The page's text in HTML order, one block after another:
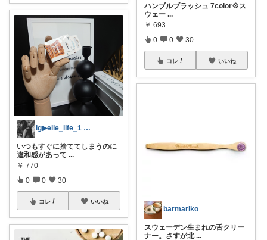
ig▶elle_life_1 エル
いつもすぐに捨ててしまうのに
違和感があって ...
￥ 770
0 0 30
コレ いいね
ハンブルブラッシュ 7color💠ス
ウェー ...
￥ 693
0 0 30
コレ いいね
barmariko
スウェーデン生まれの舌クリー
ナー。さすが北 ...